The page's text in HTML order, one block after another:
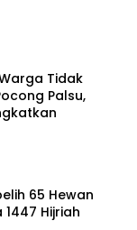
Tidak
Palsu,
65 Hewan
Hijriah